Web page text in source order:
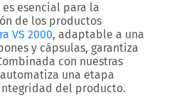
esencial para la
de los productos
VS 2000, adaptable a una
y cápsulas, garantiza
con nuestras
una etapa
del producto.